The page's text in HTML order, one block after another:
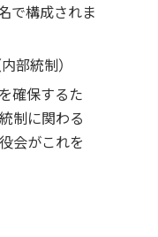
で構成されま
部統制）
確保するた
制に関わる
会がこれを